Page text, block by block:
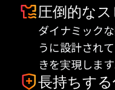
圧倒的なス
ダイナミック
うに設計され
きを実現します
長持ちす